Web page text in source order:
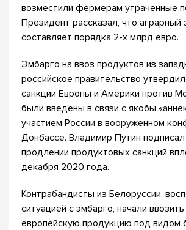
возместили фермерам утраченные
Президент рассказал, что аграрный
составляет порядка 2-х млрд евро.
Эмбарго на ввоз продуктов из
российское правительство
санкции Европы и Америки против
были введены в связи с якобы
участием России в вооруженном
Донбассе. Владимир Путин подписал
продлении продуктовых санкций
декабря 2020 года.
Контрабандисты из Белоруссии,
ситуацией с эмбарго, начали
европейскую продукцию под видом